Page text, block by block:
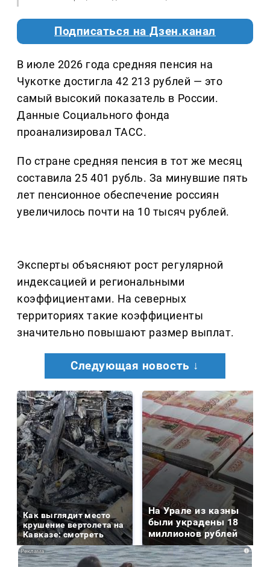
Подписаться на Дзен.канал
В июле 2026 года средняя пенсия на
Чукотке достигла 42 213 рублей — это
самый высокий показатель в России.
Данные Социального фонда
проанализировал ТАСС.
По стране средняя пенсия в тот же месяц
составила 25 401 рубль. За минувшие пять
лет пенсионное обеспечение россиян
увеличилось почти на 10 тысяч рублей.
Эксперты объясняют рост регулярной
индексацией и региональными
коэффициентами. На северных
территориях такие коэффициенты
значительно повышают размер выплат.
Следующая новость ↓
Как выглядит место
крушение вертолета на
Кавказе: смотреть
На Урале из казны
были украдены 18
миллионов рублей
i